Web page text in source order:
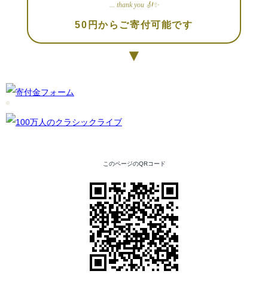
... thank you 🎻✨
50円からご寄付可能です
▼
このページのQRコード